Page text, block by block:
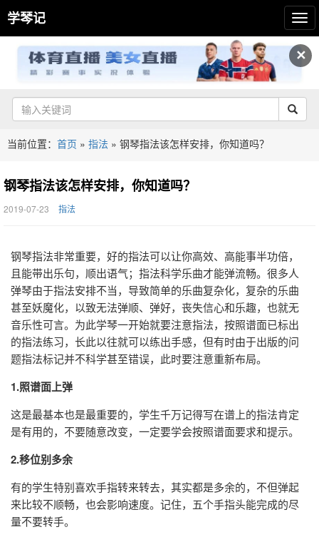
✕
学琴记
当前位置： 首页 » 指法 » 钢琴指法该怎样安排，你知道吗？
钢琴指法该怎样安排，你知道吗？
2019-07-23 指法
钢琴指法非常重要，好的指法可以让你高效、高能事半功倍，
且能带出乐句，顺出语气；指法科学乐曲才能弹流畅。很多人
弹琴由于指法安排不当，导致简单的乐曲复杂化，复杂的乐曲
甚至妖魔化，以致无法弹顺、弹好，丧失信心和乐趣，也就无
音乐性可言。为此学琴一开始就要注意指法，按照谱面已标出
的指法练习，长此以往就可以练出手感，但有时由于出版的问
题指法标记并不科学甚至错误，此时要注意重新布局。
1.照谱面上弹
这是最基本也是最重要的，学生千万记得写在谱上的指法肯定
是有用的，不要随意改变，一定要学会按照谱面要求和提示。
2.移位别多余
有的学生特别喜欢手指转来转去，其实都是多余的，不但弹起
来比较不顺畅，也会影响速度。记住，五个手指头能完成的尽
量不要转手。